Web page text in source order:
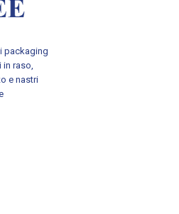
packaging
in raso,
e nastri